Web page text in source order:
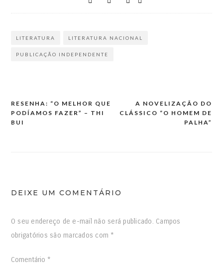
LITERATURA LITERATURA NACIONAL
PUBLICAÇÃO INDEPENDENTE
RESENHA: “O MELHOR QUE
PODÍAMOS FAZER” – THI
BUI
A NOVELIZAÇÃO DO
CLÁSSICO “O HOMEM DE
PALHA”
DEIXE UM COMENTÁRIO
O seu endereço de e-mail não será publicado. Campos
obrigatórios são marcados com *
Comentário *